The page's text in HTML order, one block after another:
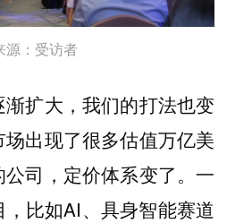
源：受访者
扩大，我们的打法也变
出现了很多估值万亿美
司，定价体系变了。一
比如AI、具身智能赛道